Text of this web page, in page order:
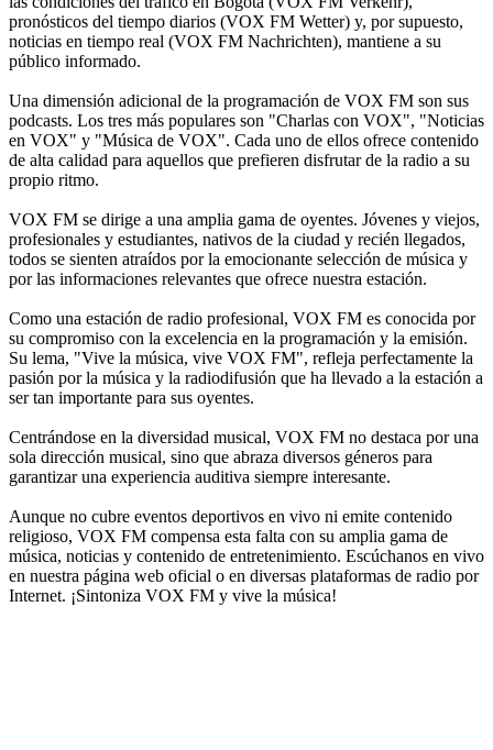
pronósticos del tiempo diarios (VOX FM Wetter) y, por supuesto,
noticias en tiempo real (VOX FM Nachrichten), mantiene a su
público informado.
Una dimensión adicional de la programación de VOX FM son sus
podcasts. Los tres más populares son "Charlas con VOX", "Noticias
en VOX" y "Música de VOX". Cada uno de ellos ofrece contenido
de alta calidad para aquellos que prefieren disfrutar de la radio a su
propio ritmo.
VOX FM se dirige a una amplia gama de oyentes. Jóvenes y viejos,
profesionales y estudiantes, nativos de la ciudad y recién llegados,
todos se sienten atraídos por la emocionante selección de música y
por las informaciones relevantes que ofrece nuestra estación.
Como una estación de radio profesional, VOX FM es conocida por
su compromiso con la excelencia en la programación y la emisión.
Su lema, "Vive la música, vive VOX FM", refleja perfectamente la
pasión por la música y la radiodifusión que ha llevado a la estación a
ser tan importante para sus oyentes.
Centrándose en la diversidad musical, VOX FM no destaca por una
sola dirección musical, sino que abraza diversos géneros para
garantizar una experiencia auditiva siempre interesante.
Aunque no cubre eventos deportivos en vivo ni emite contenido
religioso, VOX FM compensa esta falta con su amplia gama de
música, noticias y contenido de entretenimiento. Escúchanos en vivo
en nuestra página web oficial o en diversas plataformas de radio por
Internet. ¡Sintoniza VOX FM y vive la música!